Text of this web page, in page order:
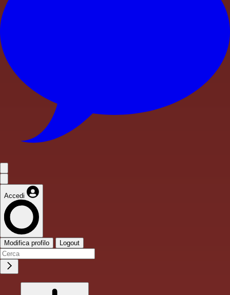
Accedi
Modifica profilo Logout